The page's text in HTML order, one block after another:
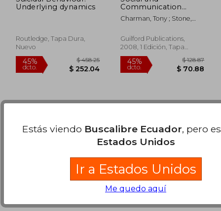
dcto. dcto.
Underlying dynamics
Routledge, Tapa Dura,
Nuevo
Communication
Development in
Autism Spectrum
Identification,
Diagnosis, and
Inglés)
Charman, Tony ; Stone,
Guilford Publications,
2008, 1 Edición, Tapa
Blanda, Nuevo
Estás viendo Buscalibre Ecuador, pero
Estados Unidos
Ir a Estados Unidos
Me quedo aquí